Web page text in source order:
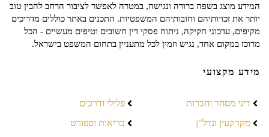
המידע מוצג בשפה ברורה ונגישה, במטרה לאפשר לציבור הרחב להבין טוב
יותר את זכויותיהם וחובותיהם המשפטיות. התכנים באתר כוללים מדריכים
מקיפים, עדכוני חקיקה, ניתוח פסקי דין חשובים וטיפים מעשיים - הכל
מרוכז במקום אחד, נגיש וזמין לכל מתעניין בתחום המשפט בישראל.
מידע מקצועי
דיני מסחר וחברות
מקרקעין ונדל"ן
פלילי ודרכים
בריאות וספורט